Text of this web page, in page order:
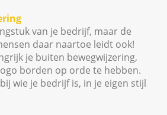
van je bedrijf, maar de
daar naartoe leidt ook!
je buiten bewegwijzering,
borden op orde te hebben.
wie je bedrijf is, in je eigen stijl